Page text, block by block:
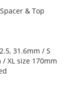
& Top
31.6mm / S
XL size 170mm